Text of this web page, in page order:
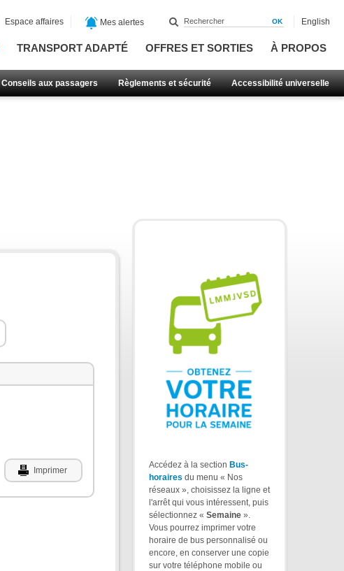
TRANSPORT ADAPTÉ OFFRES ET SORTIES À PROPOS
Conseils aux passagers Règlements et sécurité Accessibilité universelle
Espace affaires Mes alertes English
Imprimer
Accédez à la section Bus-
horaires du menu « Nos
réseaux », choisissez la ligne et
l'arrêt qui vous intéressent, puis
sélectionnez « Semaine ».
Vous pourrez imprimer votre
horaire de bus personnalisé ou
encore, en conserver une copie
sur votre téléphone mobile ou